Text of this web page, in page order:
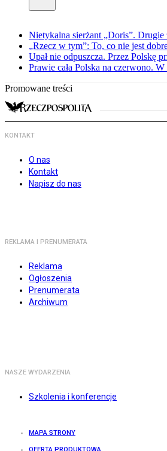
Nietykalna sierżant „Doris”.
„Rzecz w tym”: To, co nie jest
Upał nie odpuszcza. Przez Polskę
Prawie cała Polska na czerwono.
Promowane treści
KONTAKT
O nas
Kontakt
Napisz do nas
REKLAMA I PRENUMERATA
Reklama
Ogłoszenia
Prenumerata
Archiwum
NASZE WYDARZENIA
Szkolenia i konferencje
MAPA STRONY